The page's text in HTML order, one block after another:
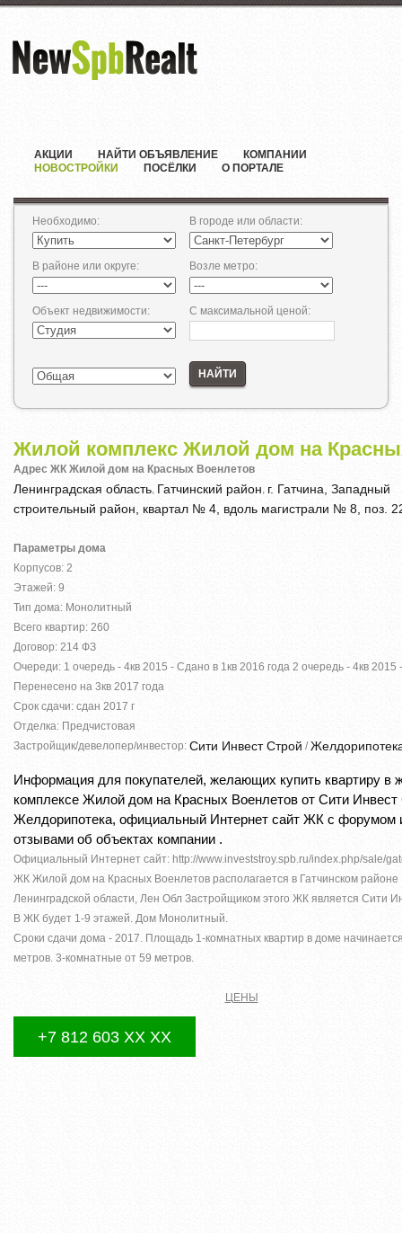
АКЦИИ НАЙТИ ОБЪЯВЛЕНИЕ
КОМПАНИИ
НОВОСТРОЙКИ
ПОСЁЛКИ О ПОРТАЛЕ
Необходимо: В городе или области:
В районе или округе: Возле метро:
Объект недвижимости: С максимальной ценой:
НАЙТИ
Жилой комплекс Жилой дом на
Адрес ЖК Жилой дом на Красных Военлетов
Ленинградская область Гатчинский район г. Гатчина, Западный
строительный район, квартал № 4, вдоль магистрали № 8, поз.
Параметры дома
Корпусов: 2
Этажей: 9
Тип дома: Монолитный
Всего квартир: 260
Договор: 214 ФЗ
Очереди: 1 очередь - 4кв 2015 - Сдано в 1кв 2016 года 2 очередь - 4кв 2015 -
Перенесено на 3кв 2017 года
Срок сдачи: сдан 2017 г
Отделка: Предчистовая
Застройщик/девелопер/инвестор: Сити Инвест Строй /
Информация для покупателей, желающих купить квартиру в
комплексе Жилой дом на Красных Военлетов от Сити Инвест
Желдорипотека, официальный Интернет сайт ЖК с форумом
отзывами об объектах компании .
Официальный Интернет сайт: http://www.investstroy.spb.ru/index.php/sale/
ЖК Жилой дом на Красных Военлетов располагается в Гатчинском районе
Ленинградской области, Лен Обл Застройщиком этого ЖК является Сити
В ЖК будет 1-9 этажей. Дом Монолитный.
Сроки сдачи дома - 2017. Площадь 1-комнатных квартир в доме
метров. 3-комнатные от 59 метров.
ЦЕНЫ
+7 812 603 XX XX